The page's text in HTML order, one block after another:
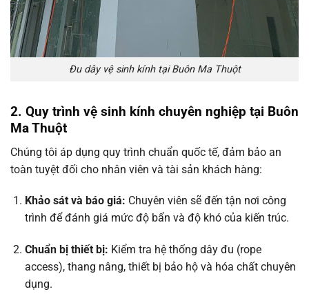
Đu dây vệ sinh kính tại Buôn Ma Thuột
2. Quy trình vệ sinh kính chuyên nghiệp tại Buôn
Ma Thuột
Chúng tôi áp dụng quy trình chuẩn quốc tế, đảm bảo an
toàn tuyệt đối cho nhân viên và tài sản khách hàng:
Khảo sát và báo giá: Chuyên viên sẽ đến tận nơi công
trình để đánh giá mức độ bẩn và độ khó của kiến trúc.
Chuẩn bị thiết bị: Kiểm tra hệ thống dây đu (rope
access), thang nâng, thiết bị bảo hộ và hóa chất chuyên
dụng.